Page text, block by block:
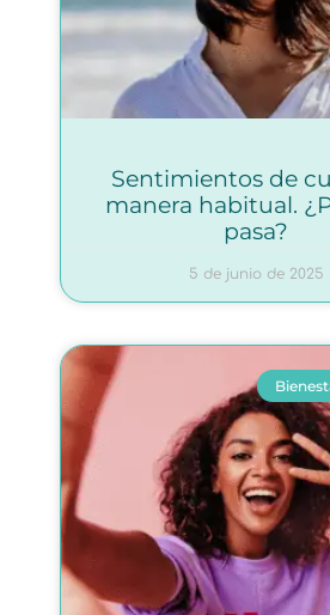
Sentimientos de
manera habitual.
pasa?
5 de junio de 2025